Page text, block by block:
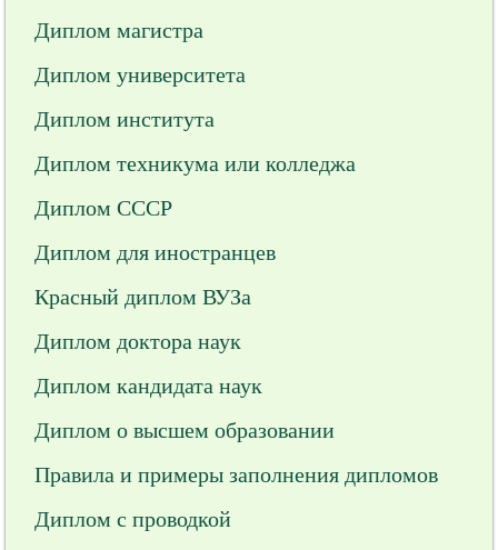
Диплом магистра
Диплом университета
Диплом института
Диплом техникума или колледжа
Диплом СССР
Диплом для иностранцев
Красный диплом ВУЗа
Диплом доктора наук
Диплом кандидата наук
Диплом о высшем образовании
Правила и примеры заполнения дипломов
Диплом с проводкой